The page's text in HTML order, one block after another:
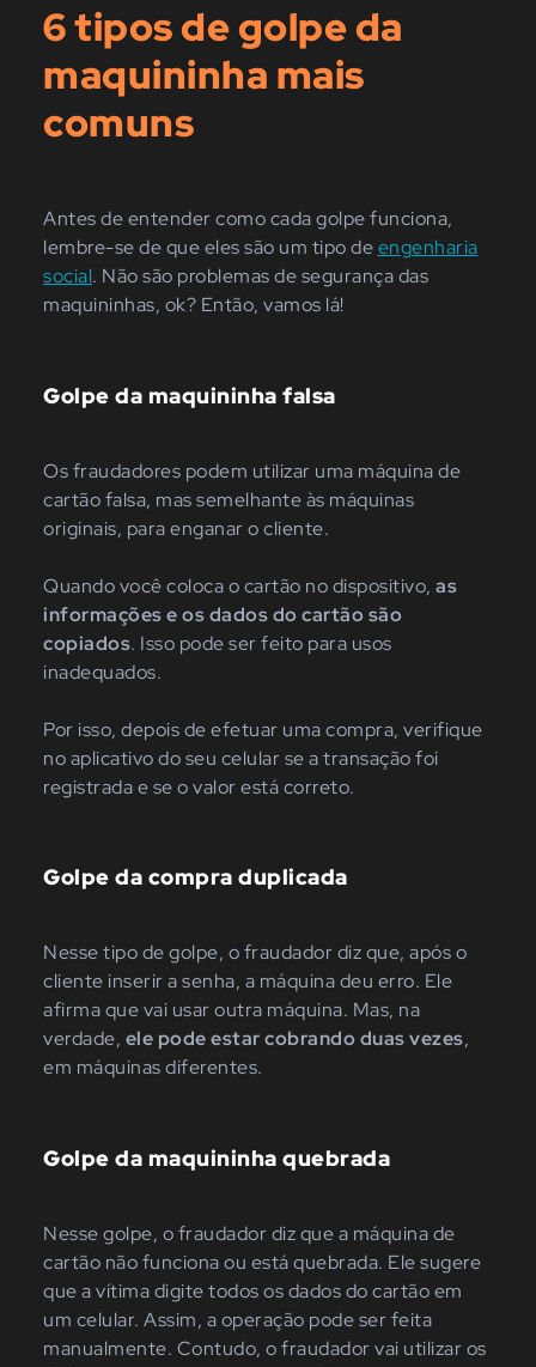
6 tipos de golpe da
maquininha mais
comuns
Antes de entender como cada golpe funciona,
lembre-se de que eles são um tipo deengenharia
social. Não são problemas de segurança das
maquininhas, ok? Então, vamos lá!
Golpe da maquininha falsa
Os fraudadores podem utilizar uma máquina de
cartão falsa, mas semelhante às máquinas
originais, para enganar o cliente.
Quando você coloca o cartão no dispositivo, as
informações e os dados do cartão são
copiados. Isso pode ser feito para usos
inadequados.
Por isso, depois de efetuar uma compra, verifique
no aplicativo do seu celular se a transação foi
registrada e se o valor está correto.
Golpe da compra duplicada
Nesse tipo de golpe, o fraudador diz que, após o
cliente inserir a senha, a máquina deu erro. Ele
afirma que vai usar outra máquina. Mas, na
verdade, ele pode estar cobrando duas vezes,
em máquinas diferentes.
Golpe da maquininha quebrada
Nesse golpe, o fraudador diz que a máquina de
cartão não funciona ou está quebrada. Ele sugere
que a vítima digite todos os dados do cartão em
um celular. Assim, a operação pode ser feita
manualmente. Contudo, o fraudador vai utilizar os